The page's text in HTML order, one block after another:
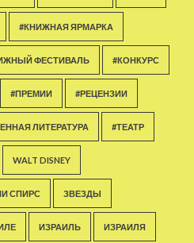
#КНИЖНАЯ ЯРМАРКА
ФЕСТИВАЛЬ #КОНКУРС
#ПРЕМИИ #РЕЦЕНЗИИ
ЛИТЕРАТУРА #ТЕАТР
WALT DISNEY
СПИРС ЗВЕЗДЫ
ИЗРАИЛЬ ИЗРАИЛЯ